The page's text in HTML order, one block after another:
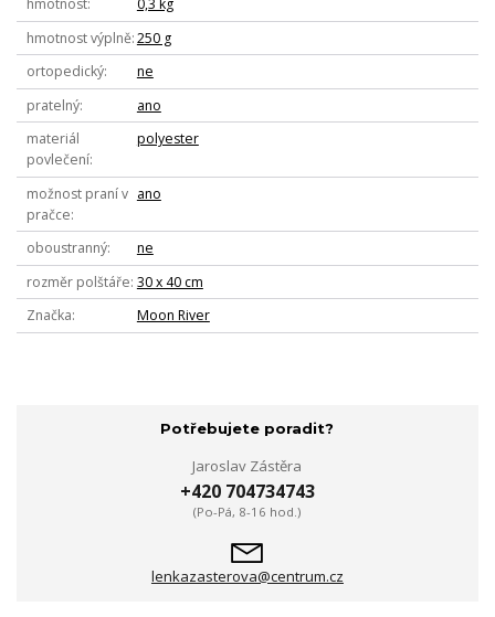
hmotnost
0,3 kg
hmotnost výplně 250 g
ortopedický
ne
pratelný
ano
materiál
povlečení
polyester
možnost praní v
pračce
ano
oboustranný
ne
rozměr polštáře 30 x 40 cm
Značka
Moon River
Potřebujete poradit?
Jaroslav Zástěra
+420 704734743
(Po-Pá, 8-16 hod.)
lenkazasterova@centrum.cz